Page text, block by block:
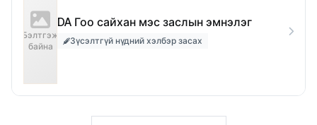
Бэлтгэж
байна
DA Гоо сайхан мэс заслын эмнэлэг
Зүсэлтгүй нүдний хэлбэр засах